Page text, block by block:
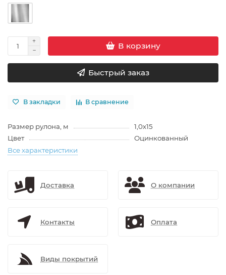
В корзину
Быстрый заказ
В закладки В сравнение
Размер рулона, м
1,0х15
Цвет
Оцинкованный
Все характеристики
Доставка О компании
Контакты Оплата
Виды покрытий